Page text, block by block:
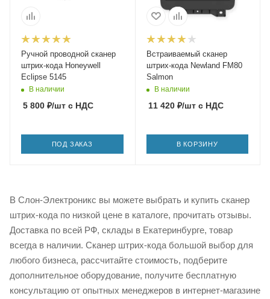
Ручной проводной сканер
штрих-кода Honeywell
Eclipse 5145
В наличии
5 800 ₽/шт с НДС
ПОД ЗАКАЗ
Встраиваемый сканер
штрих-кода Newland FM80
Salmon
В наличии
11 420₽/штс НДС
В КОРЗИНУ
В Слон-Электроникс вы можете выбрать и купить сканер
штрих-кода по низкой цене в каталоге, прочитать отзывы.
Доставка по всей РФ, склады в Екатеринбурге, товар
всегда в наличии. Сканер штрих-кода большой выбор для
любого бизнеса, рассчитайте стоимость, подберите
дополнительное оборудование, получите бесплатную
консультацию от опытных менеджеров в интернет-магазине